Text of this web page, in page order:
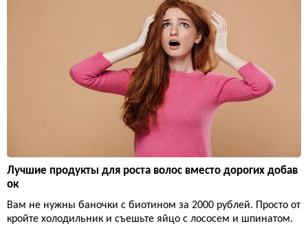
Лучшие продукты для роста волос вместо дорогих добав
ок
Вам не нужны баночки с биотином за 2000 рублей. Просто от
кройте холодильник и съешьте яйцо с лососем и шпинатом.